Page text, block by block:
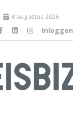
8 augustus 2026
Inloggen